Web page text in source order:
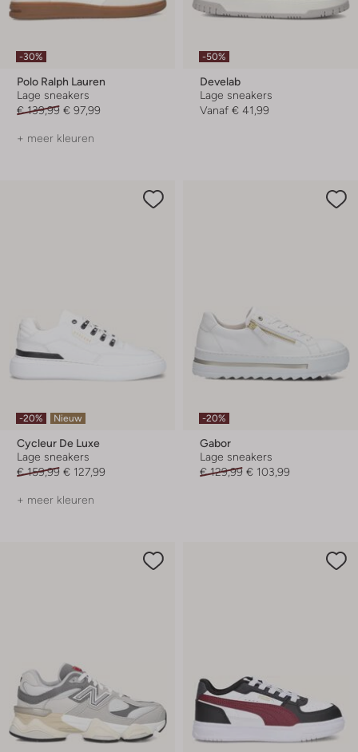
-30%
Polo Ralph Lauren
Lage sneakers
€ 139,99 € 97,99
+ meer kleuren
-50%
Develab
Lage sneakers
Vanaf € 41,99
-20% Nieuw
Cycleur De Luxe
Lage sneakers
€ 159,99 € 127,99
+ meer kleuren
-20%
Gabor
Lage sneakers
€ 129,99 € 103,99